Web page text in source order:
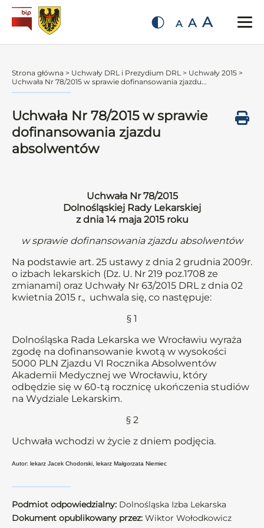
A A A
Strona główna > Uchwały DRL i Prezydium DRL > Uchwały 2015 >
Uchwała Nr 78/2015 w sprawie dofinansowania zjazdu...
Uchwała Nr 78/2015 w sprawie
dofinansowania zjazdu
absolwentów
Uchwała Nr 78/2015
Dolnośląskiej Rady Lekarskiej
z dnia 14 maja 2015 roku
w sprawie dofinansowania zjazdu absolwentów
Na podstawie art. 25 ustawy z dnia 2 grudnia 2009r.
o izbach lekarskich (Dz. U. Nr 219 poz.1708 ze
zmianami) oraz Uchwały Nr 63/2015 DRL z dnia 02
kwietnia 2015 r., uchwala się, co następuje:
§ 1
Dolnośląska Rada Lekarska we Wrocławiu wyraża
zgodę na dofinansowanie kwotą w wysokości
5000 PLN Zjazdu VI Rocznika Absolwentów
Akademii Medycznej we Wrocławiu, który
odbędzie się w 60-tą rocznicę ukończenia studiów
na Wydziale Lekarskim.
§ 2
Uchwała wchodzi w życie z dniem podjęcia.
Autor: lekarz Jacek Chodorski, lekarz Małgorzata Niemiec
Podmiot odpowiedzialny: Dolnośląska Izba Lekarska
Dokument opublikowany przez: Wiktor Wołodkowicz